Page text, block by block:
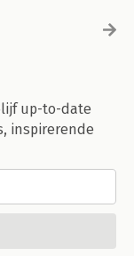
up-to-date
inspirerende